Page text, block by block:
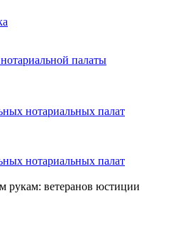
палаты
нотариальных палат
нотариальных палат
рукам: ветеранов юстиции